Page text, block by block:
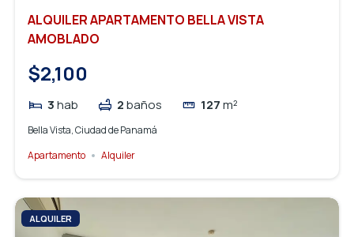
ALQUILER APARTAMENTO BELLA VISTA
AMOBLADO
$2,100
3 hab 2 baños 127 m²
Bella Vista, Ciudad de Panamá
Apartamento
Alquiler
ALQUILER